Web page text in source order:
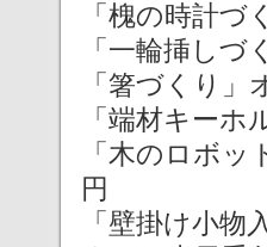
「槐の時計
「一輪挿し
「箸づくり
「端材キー
「木のロボ
円
「壁掛け小